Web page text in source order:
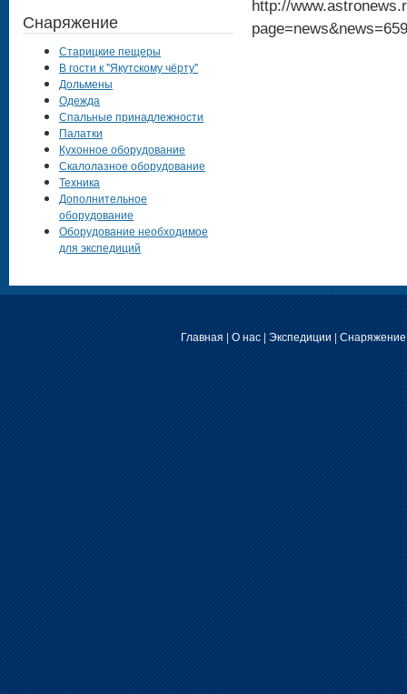
http://
Снаряжение
Старицкие пещеры
В гости к "Якутскому чёрту"
Дольмены
Одежда
Спальные принадлежности
Палатки
Кухонное оборудование
Скалолазное оборудование
Техника
Дополнительное
оборудование
Оборудование необходимое
для экспедиций
Главная | О нас| Экспедиции | Снаряжение